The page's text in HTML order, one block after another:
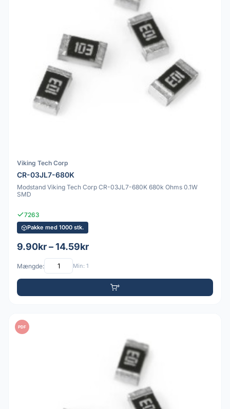
Viking Tech Corp
CR-03JL7-680K
Modstand Viking Tech Corp CR-03JL7-680K 680k Ohms 0.1W
SMD
7263
Pakke med 1000 stk.
9.90kr – 14.59kr
Mængde: Min: 1
PDF